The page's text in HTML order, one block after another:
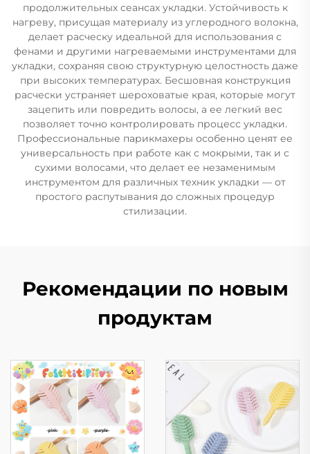
продолжительных сеансах укладки. Устойчивость к
нагреву, присущая материалу из углеродного волокна,
делает расческу идеальной для использования с
фенами и другими нагреваемыми инструментами для
укладки, сохраняя свою структурную целостность даже
при высоких температурах. Бесшовная конструкция
расчески устраняет шероховатые края, которые могут
зацепить или повредить волосы, а ее легкий вес
позволяет точно контролировать процесс укладки.
Профессиональные парикмахеры особенно ценят ее
универсальность при работе как с мокрыми, так и с
сухими волосами, что делает ее незаменимым
инструментом для различных техник укладки — от
простого распутывания до сложных процедур
стилизации.
Рекомендации по новым
продуктам